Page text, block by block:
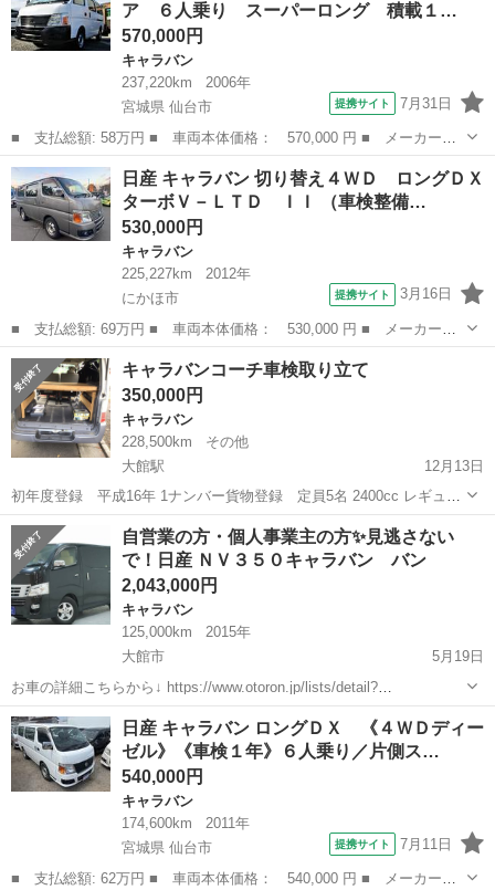
す２基／...
ア ６人乗り スーパーロング 積載１…
570,000円
キャラバン
237,220km
2006年
宮城県 仙台市
提携サイト 7月31日
■ 支払総額: 58万円 ■ 車両本体価格： 570,000 円 ■ メーカー
名： 日産 ■ 車種名： キャラバン ■ グレード名： ＳロングＤ
Ｘ ＧＬ ５ドア ６人乗り スーパーロング 積載１２００Ｋｇ
トランポ ■ 排...
宮城 仙台市 キャラバン
日産 キャラバン 切り替え４ＷＤ ロングＤＸ
ターボＶ－ＬＴＤ ＩＩ （車検整備…
530,000円
キャラバン
225,227km
2012年
にかほ市
提携サイト 3月16日
■ 支払総額: 69万円 ■ 車両本体価格： 530,000 円 ■ メーカー
名： 日産 ■ 車種名： キャラバン ■ グレード名： 切り替え４
ＷＤ ロングＤＸターボＶ－ＬＴＤ ＩＩ ■ 排気量： 3000cc ■
ドア枚...
秋田 にかほ市
キャラバンコーチ車検取り立て
350,000円
キャラバン
228,500km
その他
大館駅
12月13日
初年度登録 平成16年 1ナンバー貨物登録 定員5名 2400cc レギュラ
ーガソリン 主にトランポ使用しております 年式相応のキズ・ヘコミあ
ります 車検で20万程かかりましたので 次回の車検費用はより安くなる
と思います...
秋田 大館駅 キャラバン キャラバンコーチ
自営業の方・個人事業主の方✨見逃さない
で！日産 ＮＶ３５０キャラバン バン
2,043,000円
キャラバン
125,000km
2015年
大館市
5月19日
お車の詳細こちらから↓ https://www.otoron.jp/lists/detail?
carno=044784 来店不要で全国対応中🗾(※沖縄/北海道/離島除く) 携帯
さえあれば即日審査・契約もできちゃう✨...
秋田 大館市 キャラバン オトロン
日産 キャラバン ロングＤＸ 《４ＷＤディー
ゼル》《車検１年》６人乗り／片側ス…
540,000円
キャラバン
174,600km
2011年
宮城県 仙台市
提携サイト 7月11日
■ 支払総額: 62万円 ■ 車両本体価格： 540,000 円 ■ メーカー